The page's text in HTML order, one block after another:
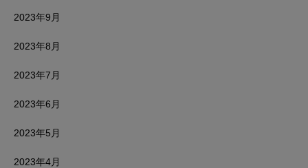
2023年9月
2023年8月
2023年7月
2023年6月
2023年5月
2023年4月